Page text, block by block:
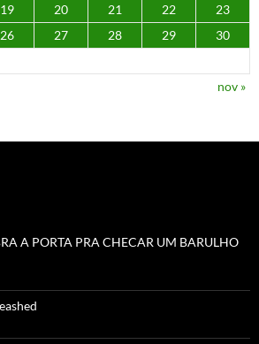
19 20 21 22
23
26 27 28 29
30
nov »
A PORTA PRA CHECAR UM BARULHO